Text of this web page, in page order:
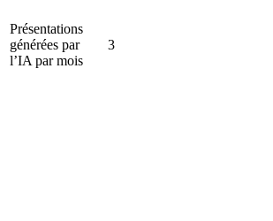
Présentations
générées par
l’IA par mois
3